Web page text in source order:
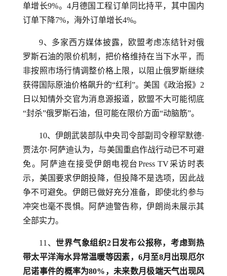
单增长9%。4月德国工程订单同比持平，其中国内
订单下降7%，海外订单增长4%。
9、多家西方媒体披露，欧盟考虑冻结针对俄
罗斯石油的限价机制，把价格维持在当下水平，而
非按照市场行情调整价格上限，以阻止俄罗斯继续
获得国际原油价格飙升的“红利”。美国《政治报》2
日以知情外交官为消息源报道，欧盟不大可能彻底
“封杀”俄罗斯石油，但可能在限价方面“动脑筋”。
10、伊朗武装部队中央司令部副司令穆罕默德·
贾法尔·阿萨迪认为，与美国重启作战行动已不可避
免。阿萨迪在接受伊朗电视台Press TV采访时表
示，美国要求伊朗投降，但投降不是选项，因此战
争不可避免。伊朗已做好充分准备，即使北约参与
冲突也毫不畏惧。阿萨迪警告称，伊朗尚未展示其
全部实力。
11、世界气象组织2日发布公报称，考虑到热
带太平洋海水异常温暖等因素，6月至8月出现厄尔
尼诺事件的概率为80%，未来数月极端天气出现风